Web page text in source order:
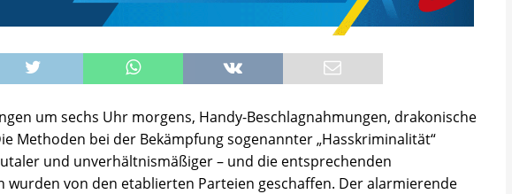
um sechs Uhr morgens, Handy-Beschlagnahmungen, drakonische
Methoden bei der Bekämpfung sogenannter „Hasskriminalität“
und unverhältnismäßiger – und die entsprechenden
wurden von den etablierten Parteien geschaffen. Der alarmierende